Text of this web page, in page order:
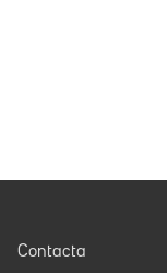
Contacta